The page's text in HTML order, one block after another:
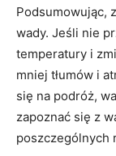
Podsumowując,
wady. Jeśli nie
temperatury⁣ i
mniej tłumów i
się na podróż,
zapoznać się z
poszczególnych